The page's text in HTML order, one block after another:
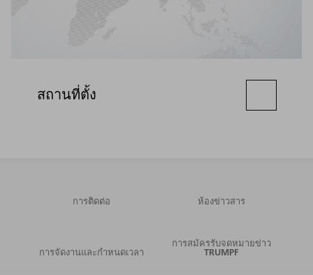
สถานที่ตั้ง
การติดต่อ ห้องข่าวสาร
การจัดงานและกำหนดเวลา
การสมัครรับจดหมายข่าว
TRUMPF